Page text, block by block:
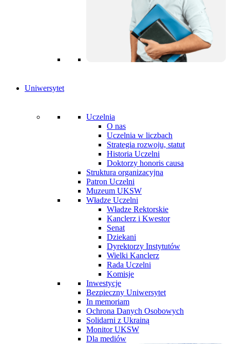
Uniwersytet
Uczelnia
O nas
Uczelnia w liczbach
Strategia rozwoju, statut
Historia Uczelni
Doktorzy honoris causa
Struktura organizacyjna
Patron Uczelni
Muzeum UKSW
Władze Uczelni
Władze Rektorskie
Kanclerz i Kwestor
Senat
Dziekani
Dyrektorzy Instytutów
Wielki Kanclerz
Rada Uczelni
Komisje
Inwestycje
Bezpieczny Uniwersytet
In memoriam
Ochrona Danych Osobowych
Solidarni z Ukrainą
Monitor UKSW
Dla mediów